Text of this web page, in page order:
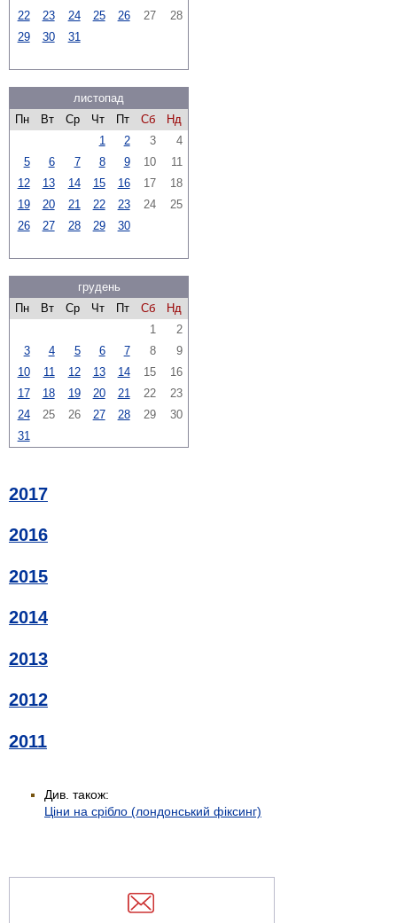
22
23 24 25 26 27
28
29
30 31
листопад
Пн
Вт Ср Чт Пт Сб
Нд
1
2 3
4
5
6 7 8 9 10
11
12
13 14 15 16 17
18
19
20 21 22 23 24
25
26
27 28 29 30
грудень
Пн
Вт Ср Чт Пт Сб
Нд
1
2
3
4 5 6 7 8
9
10
11 12 13 14 15
16
17
18 19 20 21 22
23
24
25 26 27 28 29
30
31
2017
2016
2015
2014
2013
2012
2011
Див. також:
Ціни на срібло (лондонський фіксинг)